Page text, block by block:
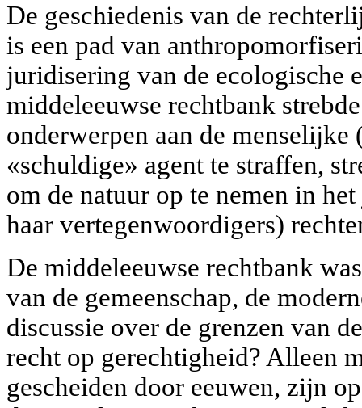
De geschiedenis van de
is een pad van
juridisering van de ecologische
middeleeuwse rechtbank
onderwerpen aan de
«schuldige» agent te straffen,
om de natuur op te nemen in
haar vertegenwoordigers)
De middeleeuwse rechtbank
van de gemeenschap, de
discussie over de grenzen van
recht op gerechtigheid? Alleen
gescheiden door eeuwen, zijn